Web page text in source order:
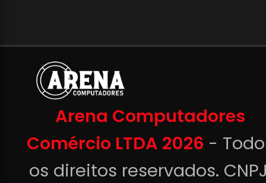
Arena Computadores
Comércio LTDA 2026 -
os direitos reservados.